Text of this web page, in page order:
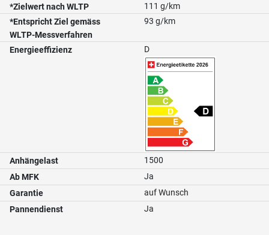
*Zielwert nach WLTP
111 g/km
*Entspricht Ziel gemäss
WLTP-Messverfahren
93 g/km
Energieeffizienz D
Anhängelast
1500
Ab MFK
Ja
Garantie
auf Wunsch
Pannendienst
Ja